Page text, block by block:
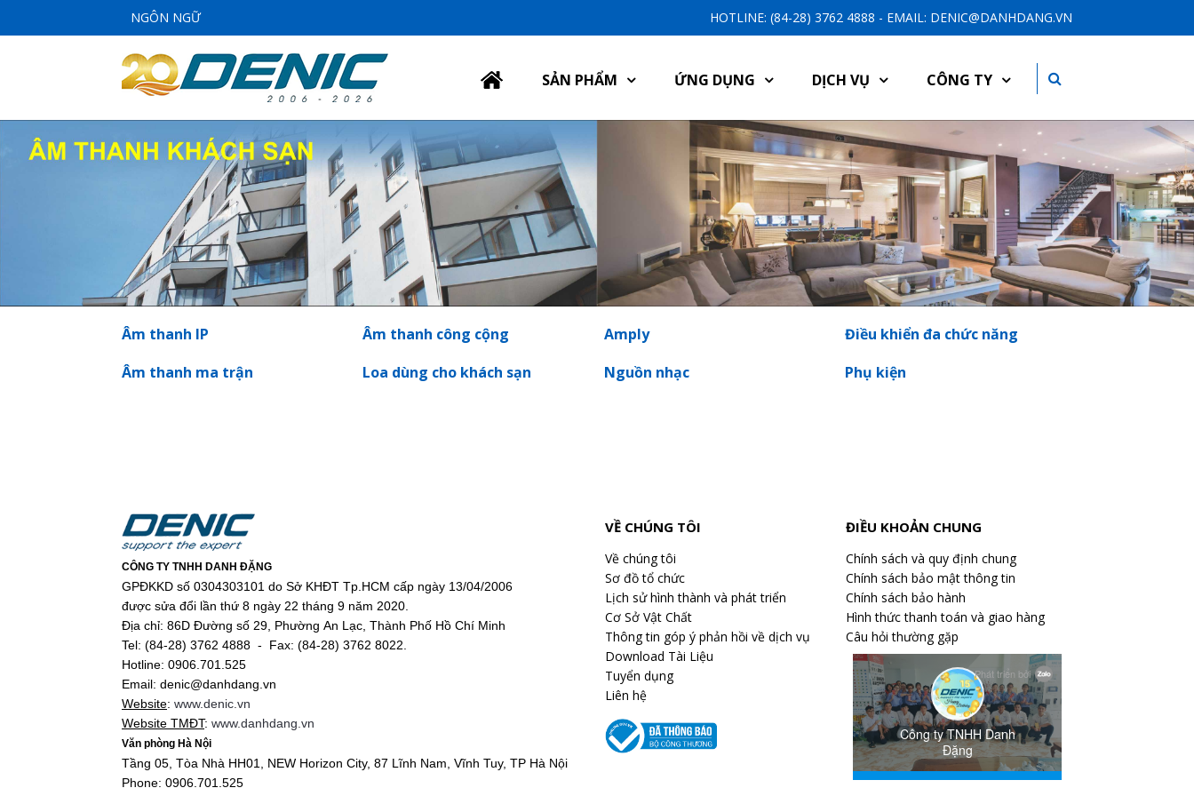
NGÔN NGỮ HOTLINE: (84-28) 3762 4888 - EMAIL: DENIC@DANHDANG.VN
SẢN PHẨM ỨNG DỤNG DỊCH VỤ CÔNG TY
Âm thanh IP Âm thanh công cộng Amply
Điều khiển đa chức năng
Âm thanh ma trận
Loa dùng cho khách sạn Nguồn nhạc Phụ kiện
CÔNG TY TNHH DANH ĐẶNG
GPĐKKD số 0304303101 do Sở KHĐT Tp.HCM cấp ngày 13/04/2006
được sửa đổi lần thứ 8 ngày 22 tháng 9 năm 2020.
Địa chỉ: 86D Đường số 29, Phường An Lạc, Thành Phố Hồ Chí Minh
Tel: (84-28) 3762 4888 - Fax: (84-28) 3762 8022.
Hotline: 0906.701.525
Email: denic@danhdang.vn
Website: www.denic.vn
Website TMĐT: www.danhdang.vn
Văn phòng Hà Nội
Tầng 05, Tòa Nhà HH01, NEW Horizon City, 87 Lĩnh Nam, Vĩnh Tuy, TP Hà Nội
Phone: 0906.701.525
VỀ CHÚNG TÔI
Về chúng tôi
Sơ đồ tổ chức
Lịch sử hình thành và phát triển
Cơ Sở Vật Chất
Thông tin góp ý phản hồi về dịch vụ
Download Tài Liệu
Tuyển dụng
Liên hệ
ĐIỀU KHOẢN CHUNG
Chính sách và quy định chung
Chính sách bảo mật thông tin
Chính sách bảo hành
Hình thức thanh toán và giao hàng
Câu hỏi thường gặp